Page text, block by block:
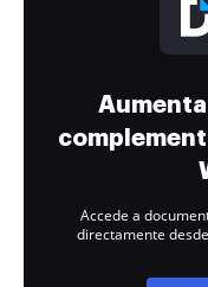
Accede a
directamente